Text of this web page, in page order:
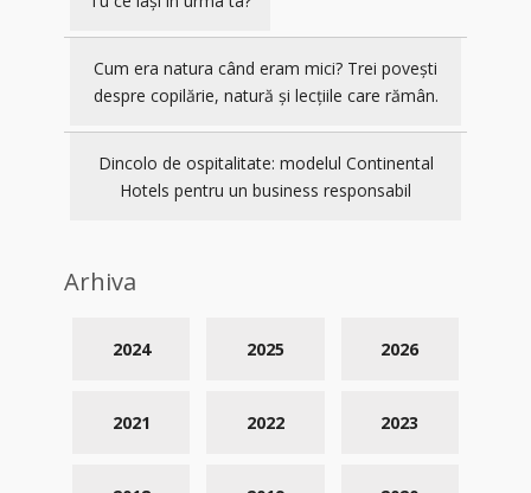
Cum era natura când eram mici? Trei povești
despre copilărie, natură și lecțiile care rămân.
Dincolo de ospitalitate: modelul Continental
Hotels pentru un business responsabil
Arhiva
2026
2025
2024
2023
2022
2021